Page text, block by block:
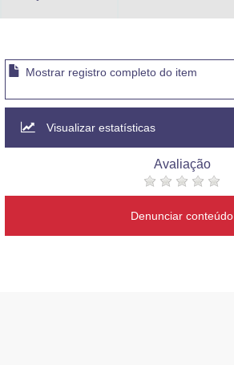
Mostrar registro completo do item
Visualizar estatísticas
Avaliação
Denunciar conteúdo